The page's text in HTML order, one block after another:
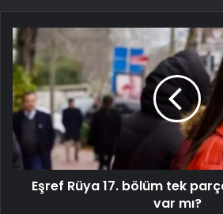
Eşref Rüya 17. bölüm tek
var mı?